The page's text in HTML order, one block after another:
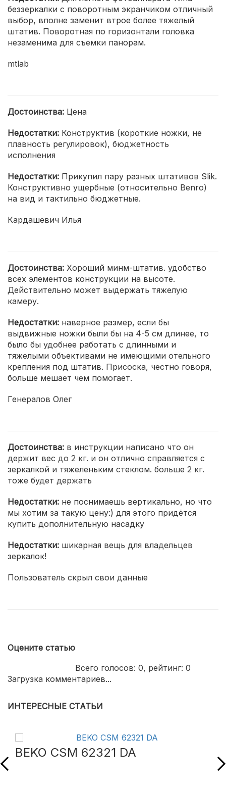
беззеркалки с поворотным экранчиком отличный
выбор, вполне заменит втрое более тяжелый
штатив. Поворотная по горизонтали головка
незаменима для съемки панорам.
mtlab
Достоинства: Цена
Недостатки: Конструктив (короткие ножки, не
плавность регулировок), бюджетность
исполнения
Недостатки: Прикупил пару разных штативов Slik.
Конструктивно ущербные (относительно Benro)
на вид и тактильно бюджетные.
Кардашевич Илья
Достоинства: Хороший минм-штатив. удобство
всех элементов конструкции на высоте.
Действительно может выдержать тяжелую
камеру.
Недостатки: наверное размер, если бы
выдвижные ножки были бы на 4-5 см длинее, то
было бы удобнее работать с длинными и
тяжелыми объективами не имеющими отельного
крепления под штатив. Присоска, честно говоря,
больше мешает чем помогает.
Генералов Олег
Достоинства: в инструкции написано что он
держит вес до 2 кг. и он отлично справляется с
зеркалкой и тяжеленьким стеклом. больше 2 кг.
тоже будет держать
Недостатки: не поснимаешь вертикально, но что
мы хотим за такую цену:) для этого придётся
купить дополнительную насадку
Недостатки: шикарная вещь для владельцев
зеркалок!
Пользователь скрыл свои данные
Оцените статью
Всего голосов: 0, рейтинг: 0
Загрузка комментариев...
ИНТЕРЕСНЫЕ СТАТЬИ
BEKO CSM 62321 DA